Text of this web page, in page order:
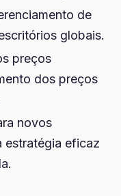
de
globais.
preços
dos preços
novos
estratégia eficaz